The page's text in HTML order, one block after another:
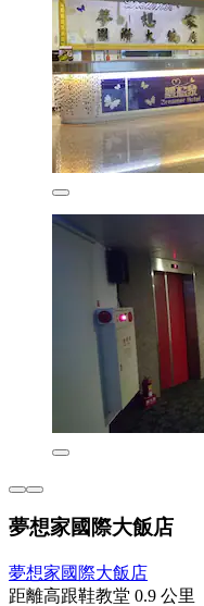
夢想家國際大飯店
夢想家國際大飯店
距離高跟鞋教堂 0.9 公里